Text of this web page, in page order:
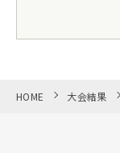
HOME 大会結果